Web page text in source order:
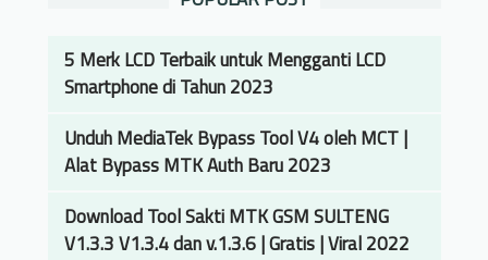
5 Merk LCD Terbaik untuk Mengganti LCD
Smartphone di Tahun 2023
Unduh MediaTek Bypass Tool V4 oleh MCT |
Alat Bypass MTK Auth Baru 2023
Download Tool Sakti MTK GSM SULTENG
V1.3.3 V1.3.4 dan v.1.3.6 | Gratis | Viral 2022